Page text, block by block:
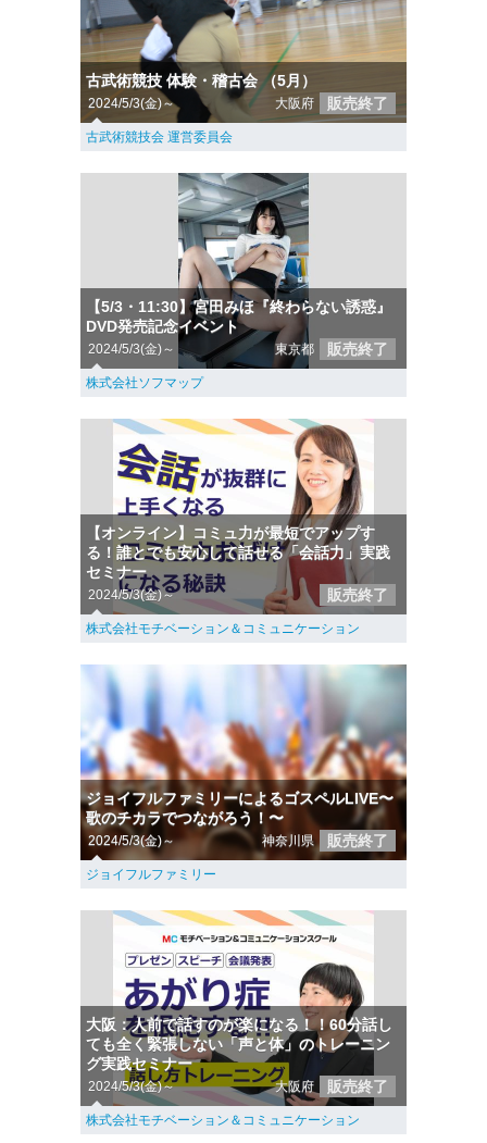
古武術競技 体験・稽古会 （5月）
2024/5/3(金)～ 大阪府 販売終了
古武術競技会 運営委員会
【5/3・11:30】宮田みほ『終わらない誘惑』
DVD発売記念イベント
2024/5/3(金)～ 東京都 販売終了
株式会社ソフマップ
【オンライン】コミュ力が最短でアップす
る！誰とでも安心して話せる「会話力」実践
セミナー
2024/5/3(金)～ 販売終了
株式会社モチベーション＆コミュニケーション
ジョイフルファミリーによるゴスペルLIVE〜
歌のチカラでつながろう！〜
2024/5/3(金)～ 神奈川県 販売終了
ジョイフルファミリー
大阪：人前で話すのが楽になる！！60分話し
ても全く緊張しない「声と体」のトレーニン
グ実践セミナー
2024/5/3(金)～ 大阪府 販売終了
株式会社モチベーション＆コミュニケーション